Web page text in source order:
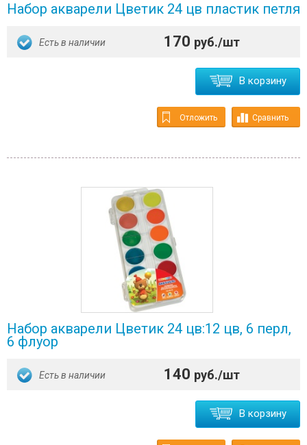
Набор акварели Цветик 24 цв пластик петля
Есть в наличии 170 руб./шт
В корзину
Отложить Сравнить
Набор акварели Цветик 24 цв:12 цв, 6 перл,
6 флуор
Есть в наличии 140 руб./шт
В корзину